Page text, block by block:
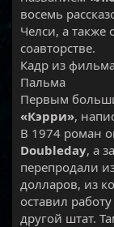
восемь
Челси, а также
соавторстве.
Кадр из
Пальма
Первым
«Кэрри»,
В 1974 роман
Doubleday, а
перепродали
долларов, из
оставил
другой штат.